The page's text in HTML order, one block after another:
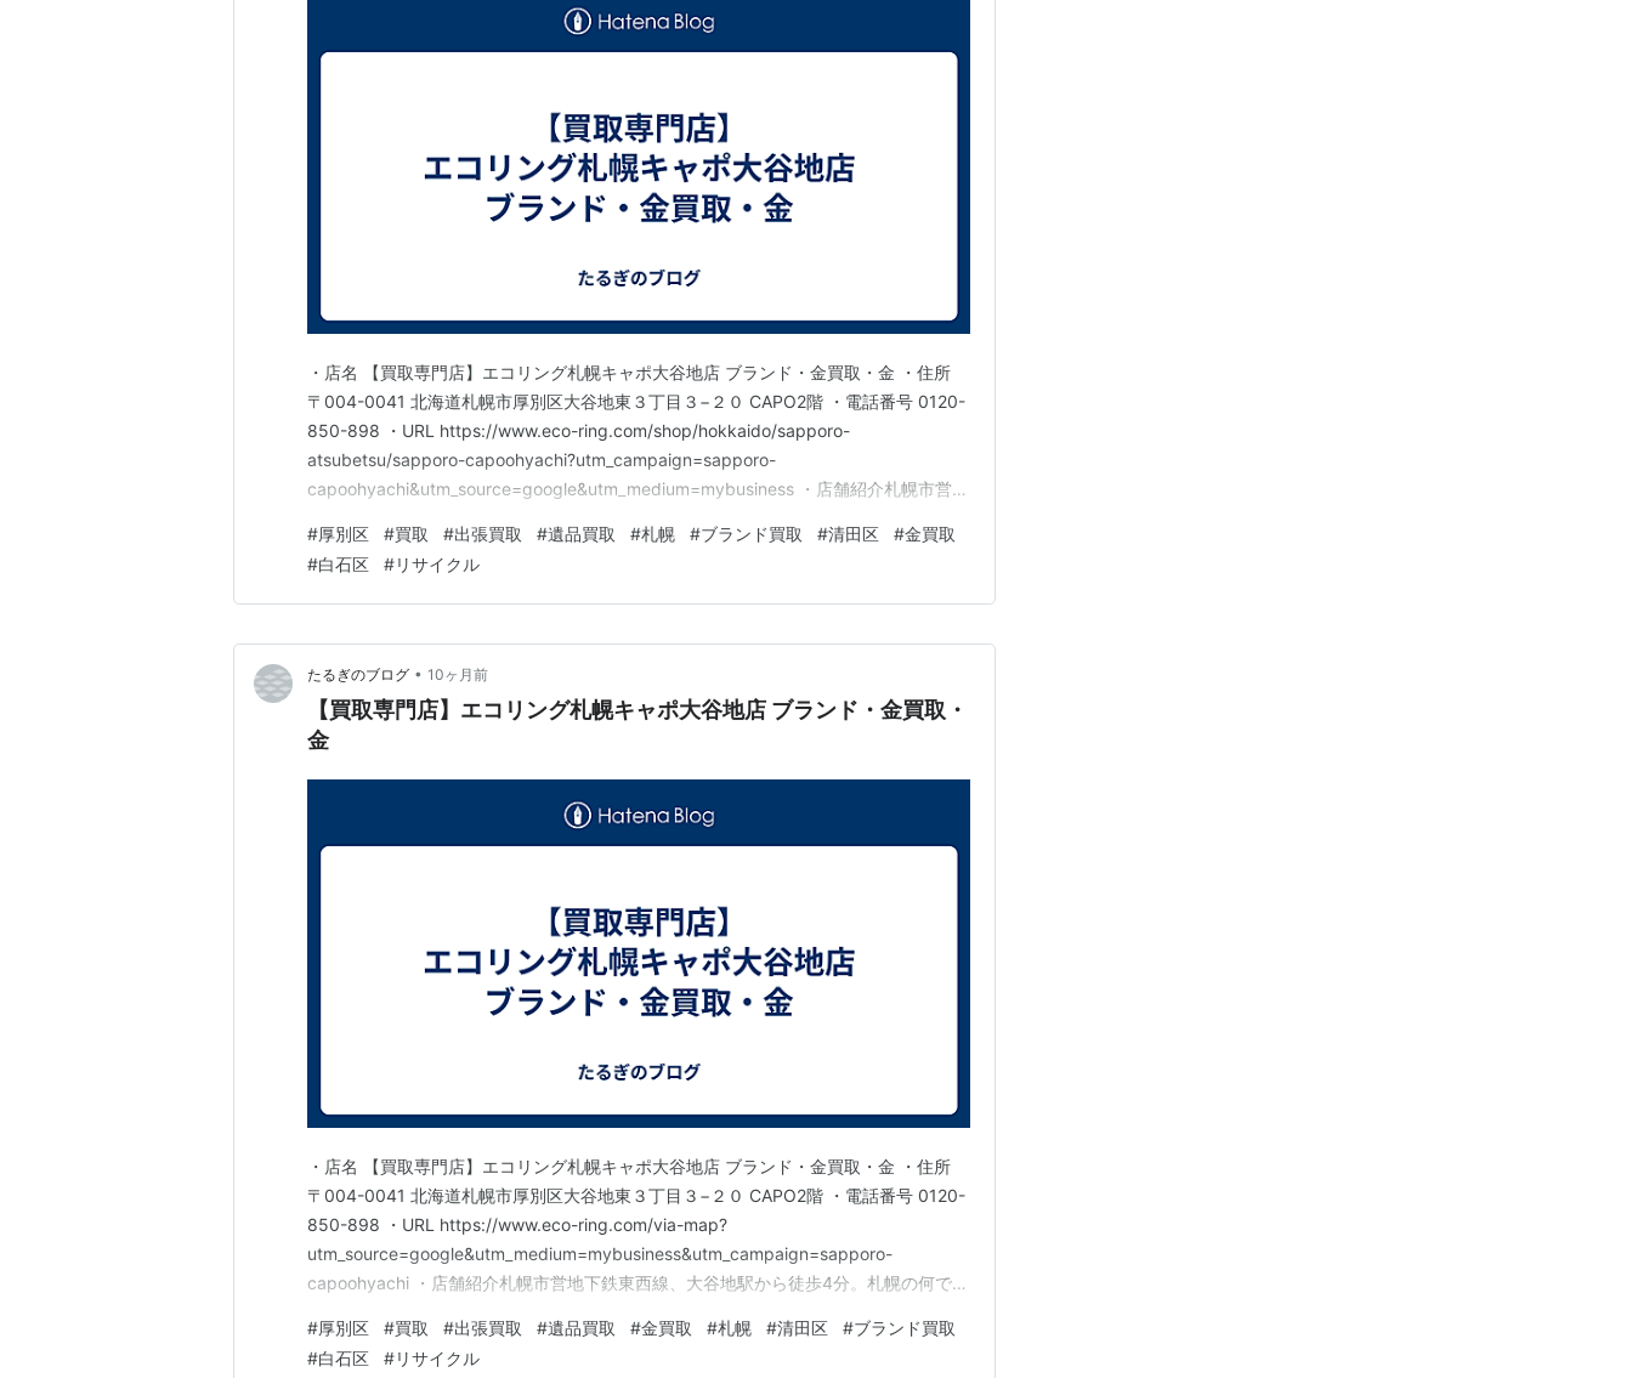
・店名 【買取専門店】エコリング札幌キャポ大谷地店 ブランド・金買取・金 ・住所
〒004-0041 北海道札幌市厚別区大谷地東３丁目３−２０ CAPO2階 ・電話番号 0120-
850-898 ・URL https://www.eco-ring.com/shop/hokkaido/sapporo-
atsubetsu/sapporo-capoohyachi?utm_campaign=sapporo-
capoohyachi&utm_source=google&utm_medium=mybusiness ・店舗紹介札幌市営地
#厚別区 #買取 #出張買取 #遺品買取 #札幌 #ブランド買取 #清田区 #金買取
#白石区 #リサイクル
たるぎのブログ • 10ヶ月前
【買取専門店】エコリング札幌キャポ大谷地店 ブランド・金買取・
金
・店名 【買取専門店】エコリング札幌キャポ大谷地店 ブランド・金買取・金 ・住所
〒004-0041 北海道札幌市厚別区大谷地東３丁目３−２０ CAPO2階 ・電話番号 0120-
850-898 ・URL https://www.eco-ring.com/via-map?
utm_source=google&utm_medium=mybusiness&utm_campaign=sapporo-
capoohyachi ・店舗紹介札幌市営地下鉄東西線、大谷地駅から徒歩4分。札幌の何でも
ンド品を売りたい方を中心に、確かな鑑定…
#厚別区 #買取 #出張買取 #遺品買取 #金買取 #札幌 #清田区 #ブランド買取
#白石区 #リサイクル